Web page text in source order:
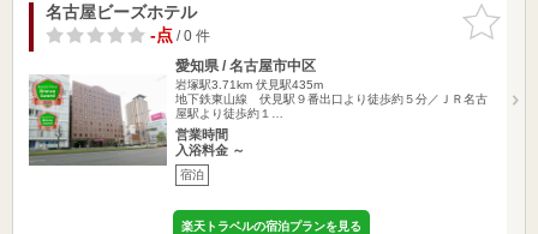
お気に入
りに追加
名古屋ビーズホテル
-点/ 0 件
愛知県 / 名古屋市中区
岩塚駅3.71km 伏見駅435m
地下鉄東山線 伏見駅９番出口より徒歩約５分／ＪＲ名古
屋駅より徒歩約１…
営業時間
入浴料金 ～
宿泊
楽天トラベルの宿泊プランを見る